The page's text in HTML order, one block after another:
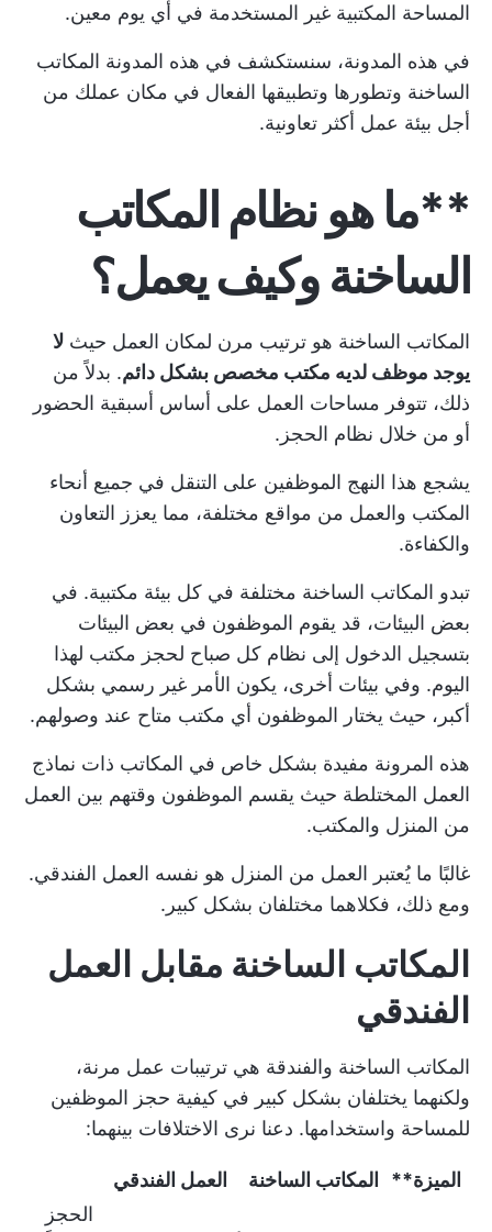
المساحة المكتبية غير المستخدمة في أي يوم معين.
في هذه المدونة، سنستكشف في هذه المدونة المكاتب
الساخنة وتطورها وتطبيقها الفعال في مكان عملك من
أجل بيئة عمل أكثر تعاونية.
**ما هو نظام المكاتب
الساخنة وكيف يعمل؟
المكاتب الساخنة هو ترتيب مرن لمكان العمل حيث لا
يوجد موظف لديه مكتب مخصص بشكل دائم. بدلاً من
ذلك، تتوفر مساحات العمل على أساس أسبقية الحضور
أو من خلال نظام الحجز.
يشجع هذا النهج الموظفين على التنقل في جميع أنحاء
المكتب والعمل من مواقع مختلفة، مما يعزز التعاون
والكفاءة.
تبدو المكاتب الساخنة مختلفة في كل بيئة مكتبية. في
بعض البيئات، قد يقوم الموظفون في بعض البيئات
بتسجيل الدخول إلى نظام كل صباح لحجز مكتب لهذا
اليوم. وفي بيئات أخرى، يكون الأمر غير رسمي بشكل
أكبر، حيث يختار الموظفون أي مكتب متاح عند وصولهم.
هذه المرونة مفيدة بشكل خاص في المكاتب ذات نماذج
العمل المختلطة حيث يقسم الموظفون وقتهم بين العمل
من المنزل والمكتب.
غالبًا ما يُعتبر العمل من المنزل هو نفسه العمل الفندقي.
ومع ذلك، فكلاهما مختلفان بشكل كبير.
المكاتب الساخنة مقابل العمل
الفندقي
المكاتب الساخنة والفندقة هي ترتيبات عمل مرنة،
ولكنهما يختلفان بشكل كبير في كيفية حجز الموظفين
للمساحة واستخدامها. دعنا نرى الاختلافات بينهما:
الميزة** المكاتب الساخنة العمل الفندقي
الحجز